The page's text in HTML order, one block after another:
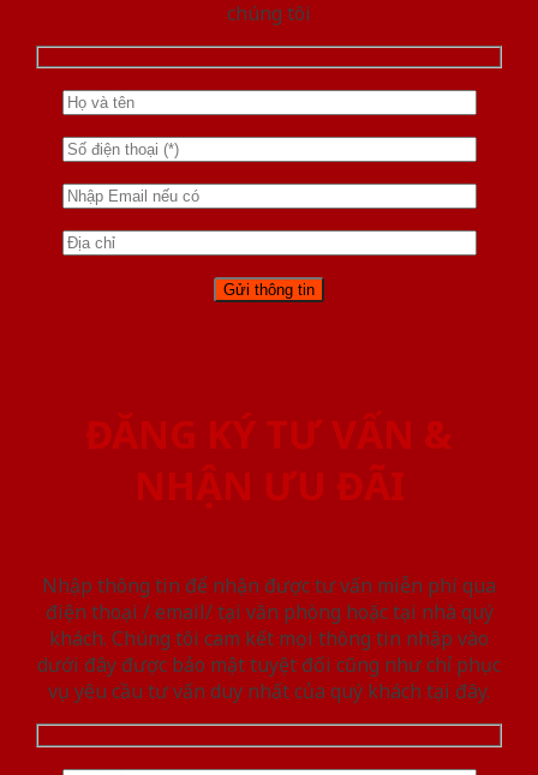
chúng tôi
ĐĂNG KÝ TƯ VẤN &
NHẬN ƯU ĐÃI
Nhập thông tin để nhận được tư vấn miễn phí qua
điện thoại / email/ tại văn phòng hoặc tại nhà quý
khách. Chúng tôi cam kết mọi thông tin nhập vào
dưới đây được bảo mật tuyệt đối cũng như chỉ phục
vụ yêu cầu tư vấn duy nhất của quý khách tại đây.